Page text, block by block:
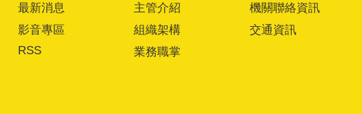
最新消息
影音專區
RSS
主管介紹
組織架構
業務職掌
機關聯絡資訊
交通資訊